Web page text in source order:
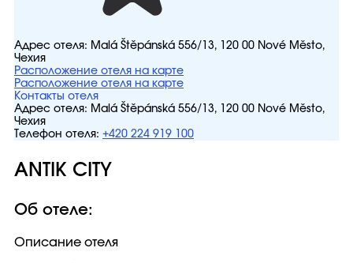
Адрес отеля: Malá Štěpánská 556/13, 120 00 Nové Město,
Чехия
Расположение отеля на карте
Расположение отеля на карте
Контакты отеля
Адрес отеля: Malá Štěpánská 556/13, 120 00 Nové Město,
Чехия
Телефон отеля: +420 224 919 100
ANTIK CITY
Об отеле:
Описание отеля